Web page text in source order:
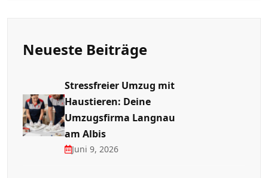
Neueste Beiträge
Stressfreier Umzug mit
Haustieren: Deine
Umzugsfirma Langnau
am Albis
Juni 9, 2026